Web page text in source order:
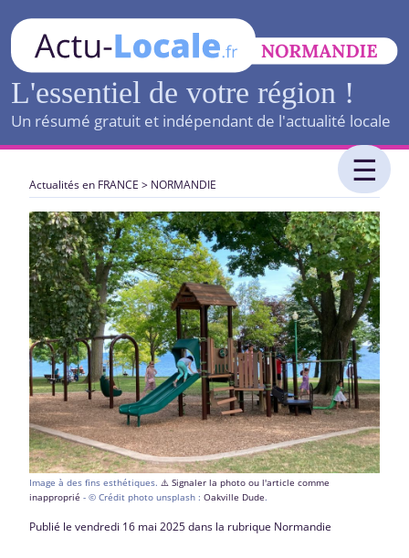
L'essentiel de votre région !
Un résumé gratuit et indépendant de l'actualité locale
Actualités en FRANCE > NORMANDIE
Image à des fins esthétiques. ⚠️ Signaler la photo ou l'article comme
inapproprié - © Crédit photo unsplash : Oakville Dude.
Publié le vendredi 16 mai 2025 dans la rubrique Normandie